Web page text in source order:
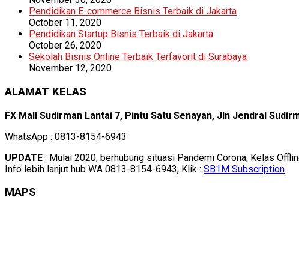
Pendidikan E-commerce Bisnis Terbaik di Jakarta
October 11, 2020
Pendidikan Startup Bisnis Terbaik di Jakarta
October 26, 2020
Sekolah Bisnis Online Terbaik Terfavorit di Surabaya
November 12, 2020
ALAMAT KELAS
FX Mall Sudirman Lantai 7, Pintu Satu Senayan, Jln Jendral
WhatsApp : 0813-8154-6943
UPDATE : Mulai 2020, berhubung situasi Pandemi Corona, Kelas
Info lebih lanjut hub WA 0813-8154-6943, Klik : SB1M Subscription
MAPS